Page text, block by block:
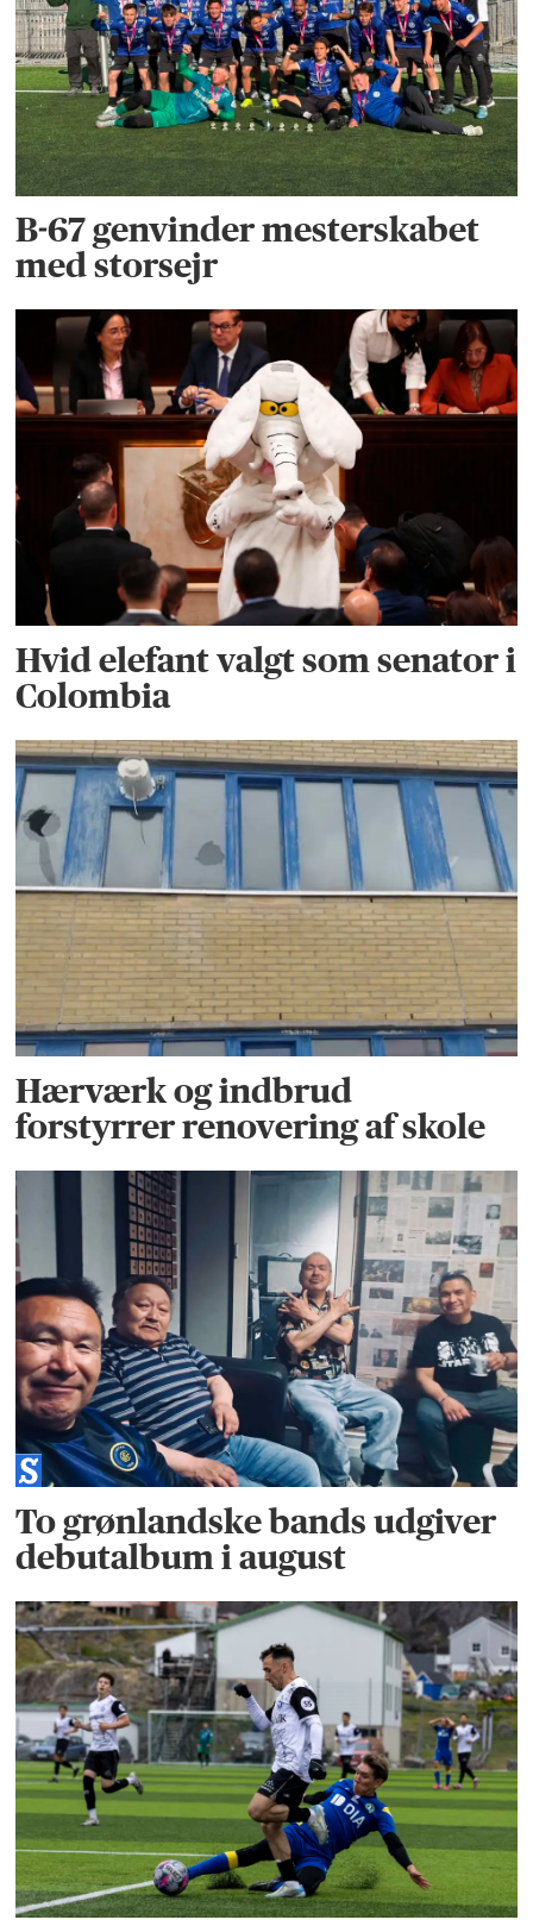
B-67 genvinder mesterskabet
med storsejr
Hvid elefant valgt som senator i
Colombia
Hærværk og indbrud
forstyrrer renovering af skole
To grønlandske bands udgiver
debutalbum i august